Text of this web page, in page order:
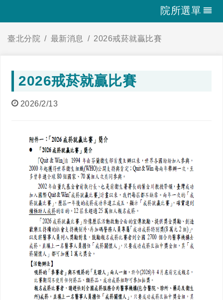
院所選單
臺北分院 最新消息 2026戒菸就贏比賽
2026戒菸就贏比賽
2026/2/13